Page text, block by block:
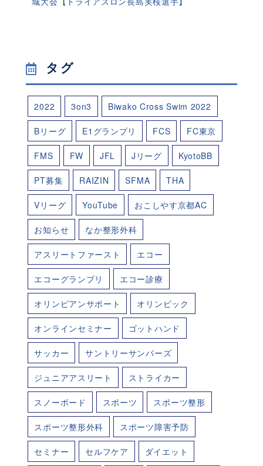
タグ
2022 3on3 Biwako Cross Swim 2022
Bリーグ E1グランプリ FCS FC東京
FMS FW JFL Jリーグ KyotoBB
PT募集 RAIZIN SFMA THA
Vリーグ YouTube おこしやす京都AC
お知らせ なか整形外科
アスリートファースト エコー
エコーグランプリ エコー診療
オリンピアンサポート オリンピック
オンラインセミナー ゴットハンド
サッカー サントリーサンバーズ
ジュニアアスリート ストライカー
スノーボード スポーツ スポーツ整形
スポーツ整形外科 スポーツ障害予防
セミナー セルフケア ダイエット